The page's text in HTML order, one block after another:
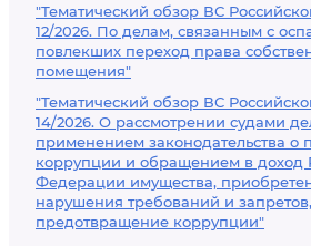
"Тематический обзор ВС
12/2026. По делам, связанным с
повлекших переход права
помещения"
"Тематический обзор ВС
14/2026. О рассмотрении судами
применением законодательства о
коррупции и обращением в доход
Федерации имущества,
нарушения требований и
предотвращение коррупции"